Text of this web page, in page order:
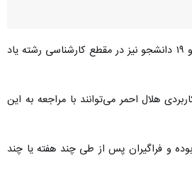
اظهار کرد: از ابتدای سال تحصیلی جدید تاکنون ۲۷ دانشجو در مقطع کاردانی امداد و سوانح و ۱۹ دانشجو نیز در مقطع کارشناسی رشته یاد
هلال احمر می‌توانند با مراجعه به این
و فراگیران پس از طی چند هفته یا چند